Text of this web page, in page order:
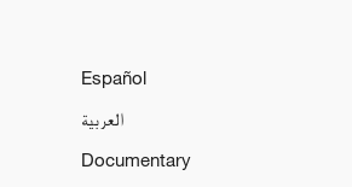
Español
العربية
Documentary